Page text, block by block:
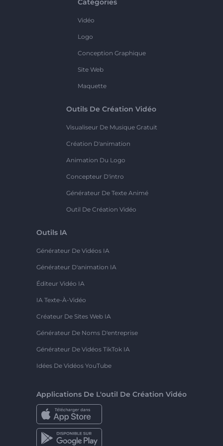
Catégories
Vidéo
Logo
Conception Graphique
Site Web
Maquette
Outils De Création Vidéo
Visualiseur De Musique Gratuit
Création D'animation
Animation Du Logo
Concepteur D'intro
Générateur De Texte Animé
Outil De Création Vidéo
Outils IA
Générateur De Vidéos IA
Générateur D'animation IA
Éditeur Vidéo IA
IA Texte-À-Vidéo
Créateur De Sites Web IA
Générateur De Noms D'entreprise
Générateur De Vidéos TikTok IA
Idées De Vidéos YouTube
Applications De L'outil De Création Vidéo